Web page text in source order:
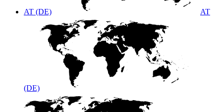
AT (DE) AT
(DE)